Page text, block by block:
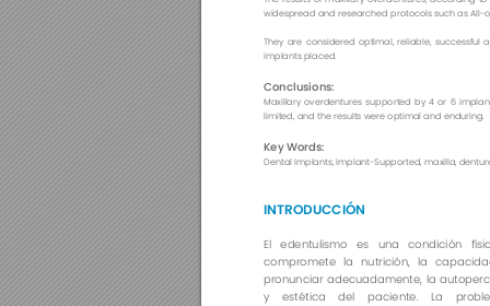
widespread and researched protocols such as All-
They are considered optimal, reliable, successful
implants placed.
Conclusions:
Maxillary overdentures supported by 4 or 6
limited, and the results were optimal and enduring.
Key Words:
Dental Implants, Implant-Supported, maxilla,
INTRODUCCIÓN
El edentulismo es una condición
compromete la nutrición, la
pronunciar adecuadamente, la
y estética del paciente. La